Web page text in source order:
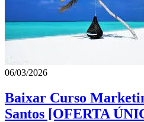
06/03/2026
Baixar Curso
Santos [OFERTA